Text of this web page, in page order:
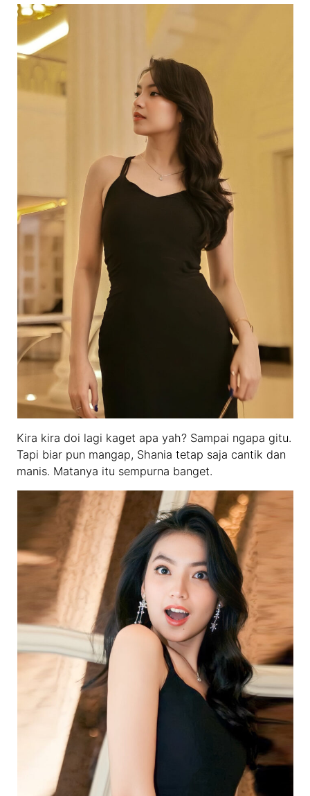
Kira kira doi lagi kaget apa yah? Sampai ngapa gitu.
Tapi biar pun mangap, Shania tetap saja cantik dan
manis. Matanya itu sempurna banget.